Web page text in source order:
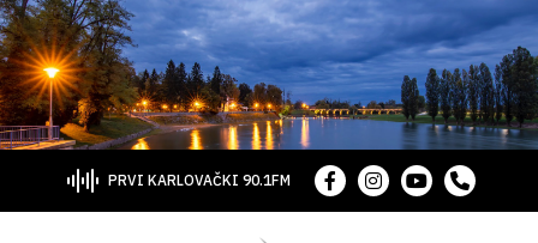
PRVI KARLOVAČKI 90.1FM